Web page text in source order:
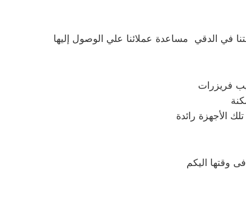
في الدقي مساعدة عملائنا علي الوصول إليها
الأجهزة رائدة
وقتها اليكم